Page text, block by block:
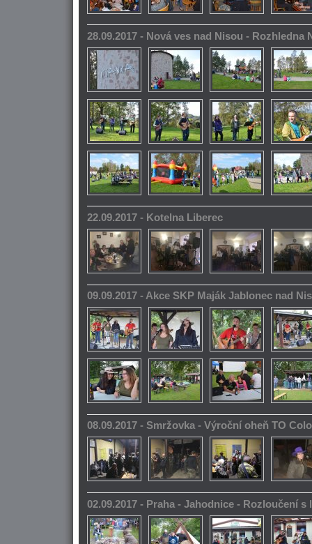
28.09.2017 - Nová ves nad Nisou - Rozhledna
22.09.2017 - Kotelna Liberec
09.09.2017 - Akce SKP Maják Jablonec nad
08.09.2017 - Smržovka - Výroční oheň TO
02.09.2017 - Praha - Jahodnice - Rozloučení s